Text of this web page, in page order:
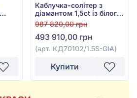
Каблучка-солітер з
діамантом 1,5ct із білого
золота 585°, арт.
КД70102/1.5S-GIA
987 820,00 грн
493 910,00 грн
(арт. КД70102/1.5S-GIA)
Купити